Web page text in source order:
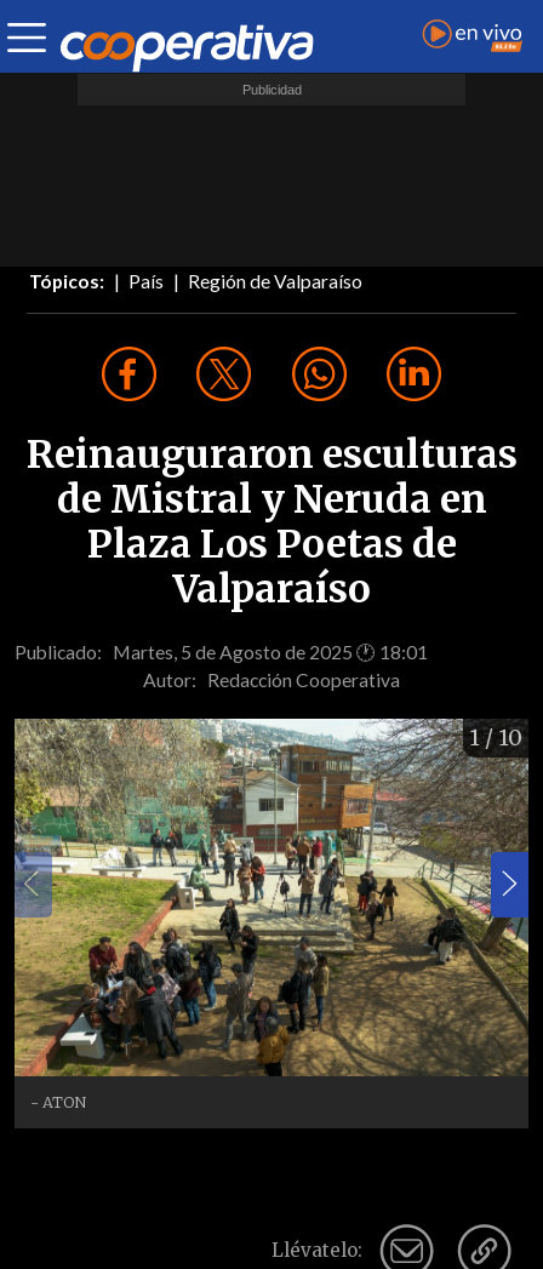
Tópicos: País Región de Valparaíso
Reinauguraron esculturas
de Mistral y Neruda en
Plaza Los Poetas de
Valparaíso
Publicado: Martes, 5 de Agosto de 2025 🕐 18:01
Autor: Redacción Cooperativa
1/ 10
- ATON
Llévatelo: